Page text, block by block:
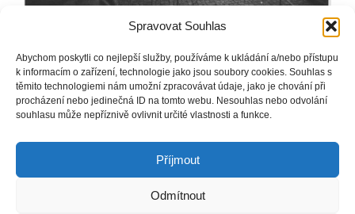
Spravovat Souhlas
Abychom poskytli co nejlepší služby, používáme k ukládání a/nebo přístupu
k informacím o zařízení, technologie jako jsou soubory cookies. Souhlas s
těmito technologiemi nám umožní zpracovávat údaje, jako je chování při
procházení nebo jedinečná ID na tomto webu. Nesouhlas nebo odvolání
souhlasu může nepříznivě ovlivnit určité vlastnosti a funkce.
Příjmout
Odmítnout
COPYRIGHT © 2026